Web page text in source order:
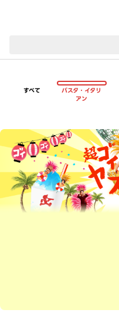
すべて
パスタ・イタリ
アン
超ゴイゴイヤスー夏祭